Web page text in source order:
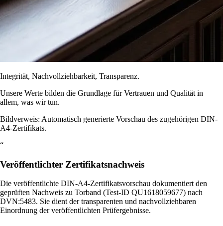
Integrität, Nachvollziehbarkeit, Transparenz.
Unsere Werte bilden die Grundlage für Vertrauen und Qualität in
allem, was wir tun.
Bildverweis: Automatisch generierte Vorschau des zugehörigen DIN-
A4-Zertifikats.
“
Veröffentlichter Zertifikatsnachweis
Die veröffentlichte DIN-A4-Zertifikatsvorschau dokumentiert den
geprüften Nachweis zu Torband (Test-ID QU1618059677) nach
DVN:5483. Sie dient der transparenten und nachvollziehbaren
Einordnung der veröffentlichten Prüfergebnisse.